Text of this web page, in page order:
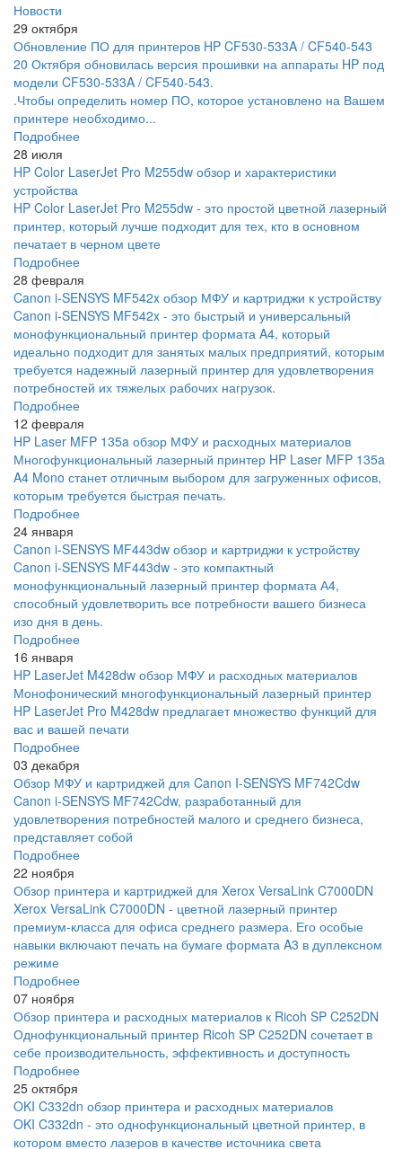
Новости
29 октября
Обновление ПО для принтеров HP CF530-533A / CF540-543
20 Октября обновилась версия прошивки на аппараты HP под
модели CF530-533A / CF540-543.
.Чтобы определить номер ПО, которое установлено на Вашем
принтере необходимо...
Подробнее
28 июля
HP Color LaserJet Pro M255dw обзор и характеристики
устройства
HP Color LaserJet Pro M255dw - это простой цветной лазерный
принтер, который лучше подходит для тех, кто в основном
печатает в черном цвете
Подробнее
28 февраля
Canon i-SENSYS MF542x обзор МФУ и картриджи к устройству
Canon i-SENSYS MF542x - это быстрый и универсальный
монофункциональный принтер формата A4, который
идеально подходит для занятых малых предприятий, которым
требуется надежный лазерный принтер для удовлетворения
потребностей их тяжелых рабочих нагрузок.
Подробнее
12 февраля
HP Laser MFP 135a обзор МФУ и расходных материалов
Многофункциональный лазерный принтер HP Laser MFP 135a
A4 Mono станет отличным выбором для загруженных офисов,
которым требуется быстрая печать.
Подробнее
24 января
Canon i-SENSYS MF443dw обзор и картриджи к устройству
Canon i-SENSYS MF443dw - это компактный
монофункциональный лазерный принтер формата А4,
способный удовлетворить все потребности вашего бизнеса
изо дня в день.
Подробнее
16 января
HP LaserJet M428dw обзор МФУ и расходных материалов
Монофонический многофункциональный лазерный принтер
HP LaserJet Pro M428dw предлагает множество функций для
вас и вашей печати
Подробнее
03 декабря
Обзор МФУ и картриджей для Canon I-SENSYS MF742Cdw
Canon i-SENSYS MF742Cdw, разработанный для
удовлетворения потребностей малого и среднего бизнеса,
представляет собой
Подробнее
22 ноября
Обзор принтера и картриджей для Xerox VersaLink C7000DN
Xerox VersaLink C7000DN - цветной лазерный принтер
премиум-класса для офиса среднего размера. Его особые
навыки включают печать на бумаге формата A3 в дуплексном
режиме
Подробнее
07 ноября
Обзор принтера и расходных материалов к Ricoh SP C252DN
Однофункциональный принтер Ricoh SP C252DN сочетает в
себе производительность, эффективность и доступность
Подробнее
25 октября
OKI C332dn обзор принтера и расходных материалов
OKI C332dn - это однофункциональный цветной принтер, в
котором вместо лазеров в качестве источника света